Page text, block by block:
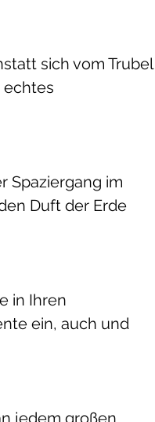
sich vom Trubel
echtes
Spaziergang im
Duft der Erde
in Ihren
ein, auch und